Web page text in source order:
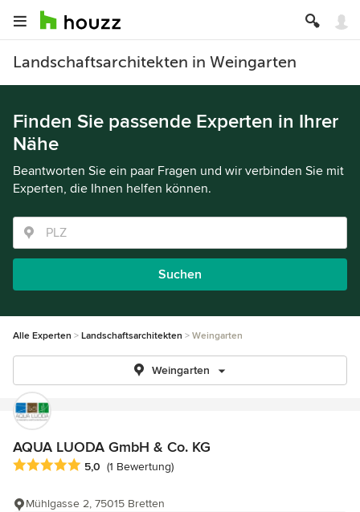
Landschaftsarchitekten in Weingarten
Finden Sie passende Experten in Ihrer
Nähe
Beantworten Sie ein paar Fragen und wir verbinden Sie mit
Experten, die Ihnen helfen können.
Suchen
Alle Experten Landschaftsarchitekten Weingarten
Weingarten
AQUA LUODA GmbH & Co. KG
Durchschnittliche Bewertung: 5 von 5 Sternen
5,0 (1 Bewertung)
Mühlgasse 2, 75015 Bretten